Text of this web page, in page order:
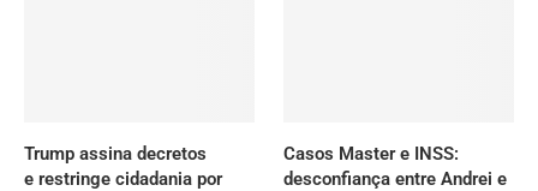
Trump assina decretos
e restringe cidadania por
Casos Master e INSS:
desconfiança entre Andrei e